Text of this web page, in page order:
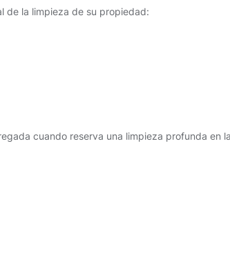
de la limpieza de su propiedad:
cuando reserva una limpieza profunda en la